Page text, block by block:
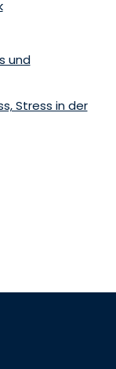
und
Stress in der